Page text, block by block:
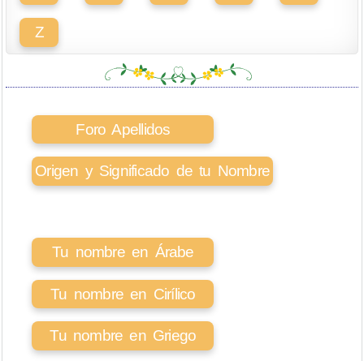
Z
Foro Apellidos
Origen y Significado de tu Nombre
Tu nombre en Árabe
Tu nombre en Cirílico
Tu nombre en Griego